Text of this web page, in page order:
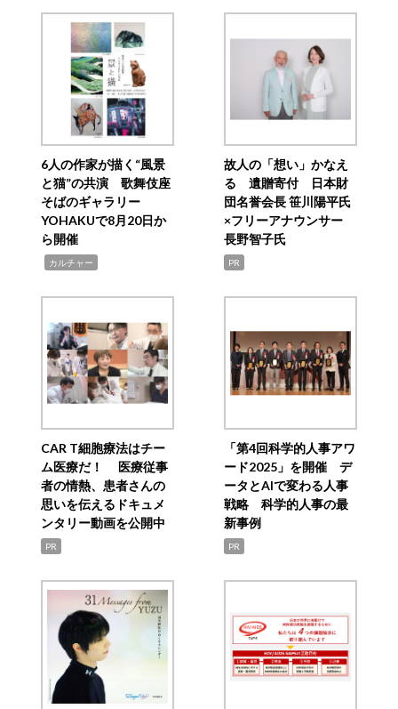
6人の作家が描く“風景
と猫”の共演 歌舞伎座
そばのギャラリー
YOHAKUで8月20日か
ら開催
カルチャー
故人の「想い」かなえ
る 遺贈寄付 日本財
団名誉会長 笹川陽平氏
×フリーアナウンサー
長野智子氏
PR
CAR T細胞療法はチー
ム医療だ！ 医療従事
者の情熱、患者さんの
思いを伝えるドキュメ
ンタリー動画を公開中
PR
「第4回科学的人事アワ
ード2025」を開催 デ
ータとAIで変わる人事
戦略 科学的人事の最
新事例
PR